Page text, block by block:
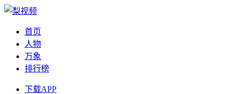
首页
人物
万象
排行榜
下载APP